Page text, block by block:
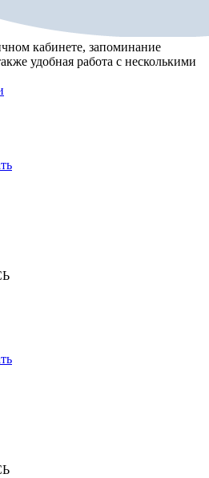
кабинете, запоминание
удобная работа с несколькими